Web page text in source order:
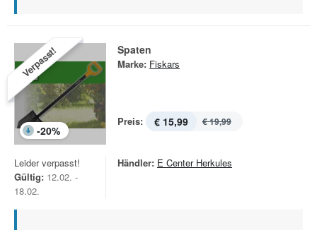
Verpasst!
-20%
Spaten
Marke: Fiskars
Preis: € 15,99 € 19,99
Leider verpasst!
Gültig: 12.02. -
18.02.
Händler: E Center Herkules